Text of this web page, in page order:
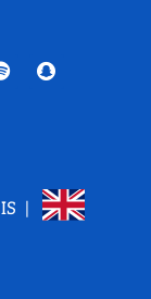
IS